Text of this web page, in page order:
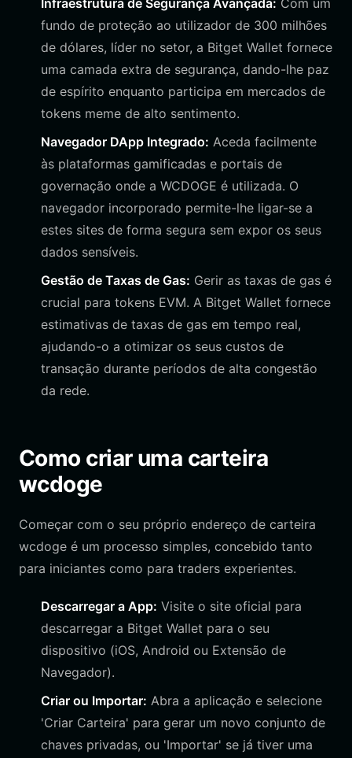
Infraestrutura de Segurança Avançada: Com um
fundo de proteção ao utilizador de 300 milhões
de dólares, líder no setor, a Bitget Wallet fornece
uma camada extra de segurança, dando-lhe paz
de espírito enquanto participa em mercados de
tokens meme de alto sentimento.
Navegador DApp Integrado: Aceda facilmente
às plataformas gamificadas e portais de
governação onde a WCDOGE é utilizada. O
navegador incorporado permite-lhe ligar-se a
estes sites de forma segura sem expor os seus
dados sensíveis.
Gestão de Taxas de Gas: Gerir as taxas de gas é
crucial para tokens EVM. A Bitget Wallet fornece
estimativas de taxas de gas em tempo real,
ajudando-o a otimizar os seus custos de
transação durante períodos de alta congestão
da rede.
Como criar uma carteira
wcdoge
Começar com o seu próprio endereço de carteira
wcdoge é um processo simples, concebido tanto
para iniciantes como para traders experientes.
Descarregar a App: Visite o site oficial para
descarregar a Bitget Wallet para o seu
dispositivo (iOS, Android ou Extensão de
Navegador).
Criar ou Importar: Abra a aplicação e selecione
'Criar Carteira' para gerar um novo conjunto de
chaves privadas, ou 'Importar' se já tiver uma